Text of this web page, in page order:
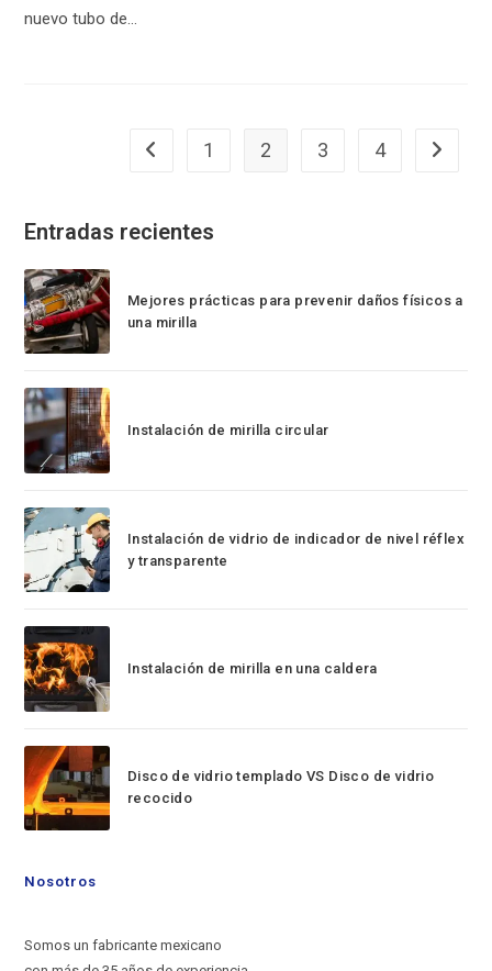
nuevo tubo de…
1 2 3 4
Entradas recientes
Mejores prácticas para prevenir daños físicos a
una mirilla
Instalación de mirilla circular
Instalación de vidrio de indicador de nivel réflex
y transparente
Instalación de mirilla en una caldera
Disco de vidrio templado VS Disco de vidrio
recocido
Nosotros
Somos un fabricante mexicano